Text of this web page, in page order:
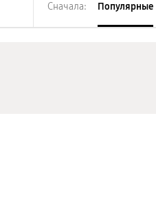
Сначала: Популярные